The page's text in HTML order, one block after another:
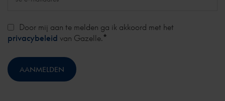
Door mij aan te melden ga ik akkoord met het
privacybeleid van Gazelle.*